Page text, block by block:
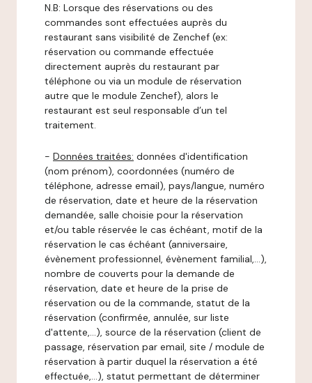
N.B: Lorsque des réservations ou des
commandes sont effectuées auprès du
restaurant sans visibilité de Zenchef (ex:
réservation ou commande effectuée
directement auprès du restaurant par
téléphone ou via un module de réservation
autre que le module Zenchef), alors le
restaurant est seul responsable d’un tel
traitement.
- Données traitées: données d'identification
(nom prénom), coordonnées (numéro de
téléphone, adresse email), pays/langue, numéro
de réservation, date et heure de la réservation
demandée, salle choisie pour la réservation
et/ou table réservée le cas échéant, motif de la
réservation le cas échéant (anniversaire,
évènement professionnel, évènement familial,…),
nombre de couverts pour la demande de
réservation, date et heure de la prise de
réservation ou de la commande, statut de la
réservation (confirmée, annulée, sur liste
d'attente,…), source de la réservation (client de
passage, réservation par email, site / module de
réservation à partir duquel la réservation a été
effectuée,…), statut permettant de déterminer